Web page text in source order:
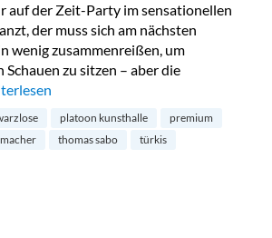
auf der Zeit-Party im sensationellen
der muss sich am nächsten
wenig zusammenreißen, um
zu sitzen – aber die
Week 2013: Schumacher, Rena
platoon kunsthalle
premium
thomas sabo türkis